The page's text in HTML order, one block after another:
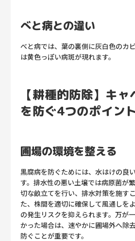
べと病との違い
べと病では、葉の裏側に灰白色のカ
は黄色っぽい病斑が現れます。
【耕種的防除】キ
を防ぐ4つのポイン
圃場の環境を整える
黒腐病を防ぐためには、水はけの良
す。排水性の悪い土壌では病原菌が
切な畝立てを行い、排水対策を施す
た、株間を適切に確保して風通しを
の発生リスクを抑えられます。万が
かった場合は、速やかに圃場外へ除
防ぐことが重要です。